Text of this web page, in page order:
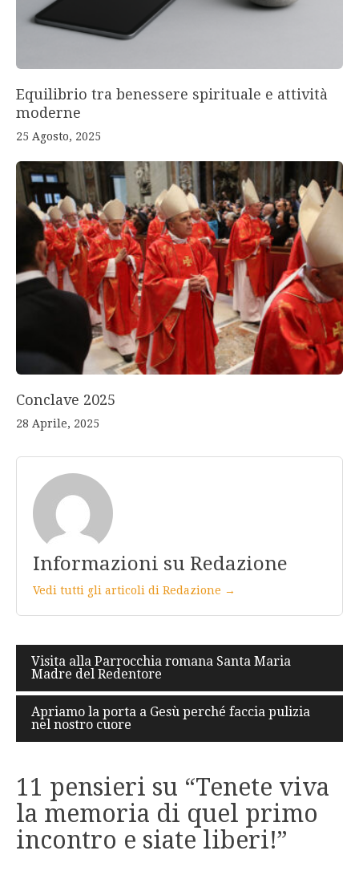
Equilibrio tra benessere spirituale e attività
moderne
25 Agosto, 2025
Conclave 2025
28 Aprile, 2025
Informazioni su Redazione
Vedi tutti gli articoli di Redazione →
Navigazione
articoli
Visita alla Parrocchia romana Santa Maria
Madre del Redentore
Apriamo la porta a Gesù perché faccia pulizia
nel nostro cuore
11 pensieri su “Tenete viva
la memoria di quel primo
incontro e siate liberi!”